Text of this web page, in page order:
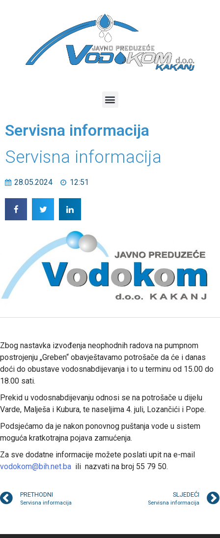
Servisna informacija
Servisna informacija
28.05.2024 12:51
Zbog nastavka izvođenja neophodnih radova na pumpnom
postrojenju „Greben“ obavještavamo potrošače da će i danas
doći do obustave vodosnabdijevanja i to u terminu od 15.00 do
18.00 sati.
Prekid u vodosnabdijevanju odnosi se na potrošače u dijelu
Varde, Malješa i Kubura, te naseljima 4. juli, Lozančići i Pope.
Podsjećamo da je nakon ponovnog puštanja vode u sistem
moguća kratkotrajna pojava zamućenja.
Za sve dodatne informacije možete poslati upit na e-mail
vodokom@bih.net.ba ili nazvati na broj 55 79 50.
PRETHODNI
Servisna informacija
SLJEDEĆI
Servisna informacija